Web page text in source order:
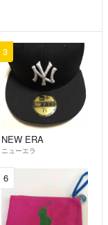
3
NEW ERA
ニューエラ
6